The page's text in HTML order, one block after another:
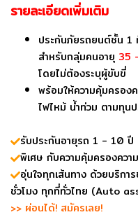
รายละเอียดเพิ่มเติม
ประกันภัยรถยนต์ชั้น 1
สำหรับกลุ่มคนอายุ 35
โดยไม่ต้องระบุผู้ขับขี่
พร้อมให้ความคุ้มครอ
ไฟไหม้ น้ำท่วม ตามทุ
รับประกันอายุรถ 1 - 10 ปี
พิเศษ กับความคุ้มครองควา
อุ่นใจทุกเส้นทาง ด้วยบริก
ชั่วโมง ทุกที่ทั่วไทย (Auto
>> ผ่อนได้! สมัครเลย!